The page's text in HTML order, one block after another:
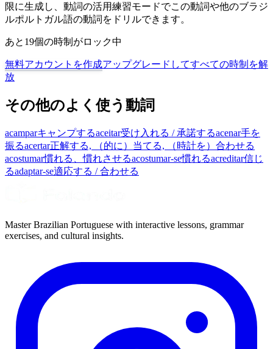
限に生成し、動詞の活用練習モードでこの動詞や他のブラジ
ルポルトガル語の動詞をドリルできます。
あと19個の時制がロック中
無料アカウントを作成アップグレードしてすべての時制を解
放
その他のよく使う動詞
acamparキャンプするaceitar受け入れる / 承諾するacenar手を
振るacertar正解する, （的に）当てる, （時計を）合わせる
acostumar慣れる、慣れさせるacostumar-se慣れるacreditar信じ
るadaptar-se適応する / 合わせる
Master Brazilian Portuguese with interactive lessons, grammar
exercises, and cultural insights.